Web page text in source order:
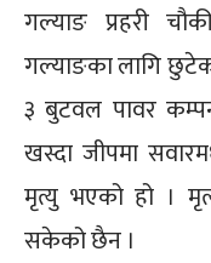
गल्याङ प्रहरी
गल्याङका लागि
३ बुटवल पावर
खस्दा जीपमा
मृत्यु भएको हो ।
सकेको छैन ।